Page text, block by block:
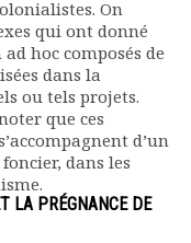
On
qui ont donné
hoc composés de
dans la
ou tels projets.
que ces
d’un
dans les
LA PRÉGNANCE DE